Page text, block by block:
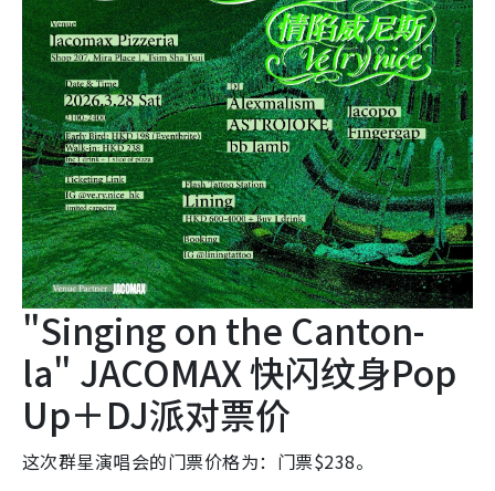
"Singing on the Canton-
la" JACOMAX 快闪纹身Pop
Up＋DJ派对票价
这次群星演唱会的门票价格为：门票$238。